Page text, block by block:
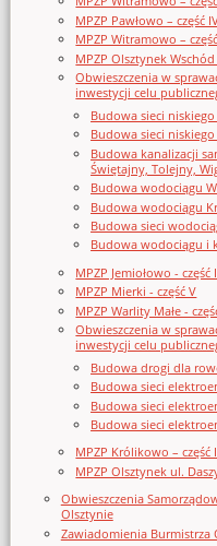
MPZP Pawłowo – część
MPZP Witramowo –
MPZP Olsztynek Wschód
Obwieszczenia w
inwestycji celu
Budowa sieci
Budowa sieci
Budowa kanalizacji
Świętajny, Tolejny,
Budowa wodociągu
Budowa wodociągu
Budowa sieci
Budowa wodociągu i
MPZP Jemiołowo - część
MPZP Mierki - część V
MPZP Warlity Małe -
Obwieszczenia w
inwestycji celu
Budowa drogi dla
Budowa sieci
Budowa sieci
Budowa sieci
MPZP Królikowo – część
MPZP Olsztynek ul.
Obwieszczenia
Olsztynie
Zawiadomienia Burmistrza